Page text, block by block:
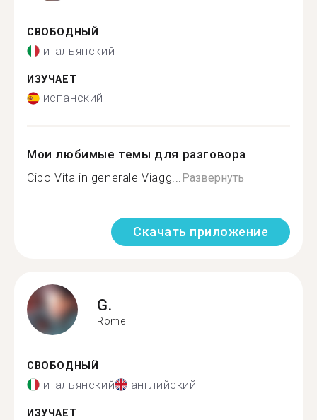
СВОБОДНЫЙ
итальянский
ИЗУЧАЕТ
испанский
Мои любимые темы для разговора
Cibo Vita in generale Viagg...Развернуть
Скачать приложение
G.
Rome
СВОБОДНЫЙ
итальянский английский
ИЗУЧАЕТ